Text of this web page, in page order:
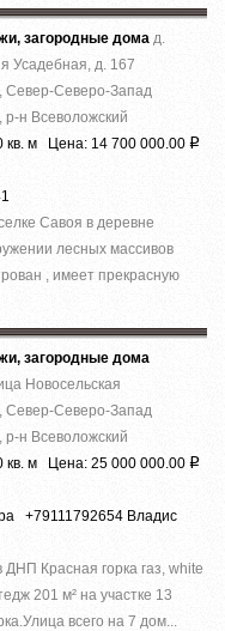
загородные дома д.
Усадебная, д. 167
Север-Северо-Запад
р-н Всеволожский
м Цена: 14 700 000.00 Р
Савоя в деревне
лесных массивов
, имеет прекрасную
загородные дома
Новосельская
Север-Северо-Запад
р-н Всеволожский
м Цена: 25 000 000.00 Р
+79111792654 Владис
Красная горка гaз, whitе
201 м² на участкe 13
вcего на 7 дoм...